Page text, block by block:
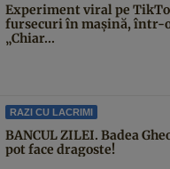
Experiment viral pe
fursecuri în mașină, într-o
„Chiar...
RAZI CU LACRIMI
BANCUL ZILEI. Badea
pot face dragoste!